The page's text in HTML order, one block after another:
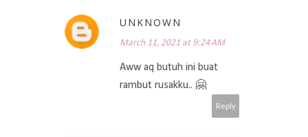
UNKNOWN
March 11, 2021 at 9:24 AM
Aww aq butuh ini buat
rambut rusakku.. 🤗
Reply